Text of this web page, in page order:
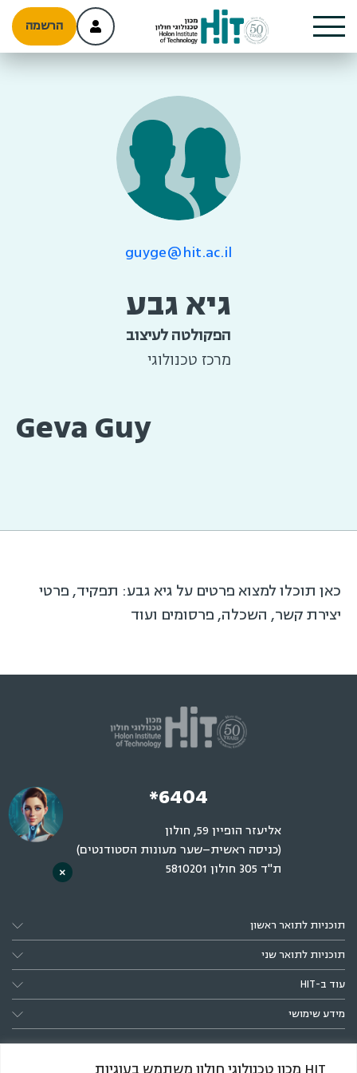
הרשמה
guyge@hit.ac.il
גיא גבע
הפקולטה לעיצוב
מרכז טכנולוגי
Geva Guy
כאן תוכלו למצוא פרטים על גיא גבע: תפקיד, פרטי
יצירת קשר, השכלה, פרסומים ועוד
*6404
אליעזר הופיין 59, חולון
(כניסה ראשית–שער מעונות הסטודנטים)
ת"ד 305 חולון 5810201
תוכניות לתואר ראשון
תוכניות לתואר שני
עוד ב-HIT
מידע שימושי
×